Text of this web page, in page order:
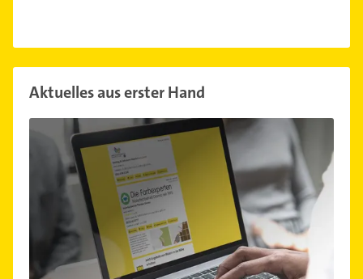
Aktuelles aus erster Hand